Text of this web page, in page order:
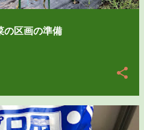
の区画の準備